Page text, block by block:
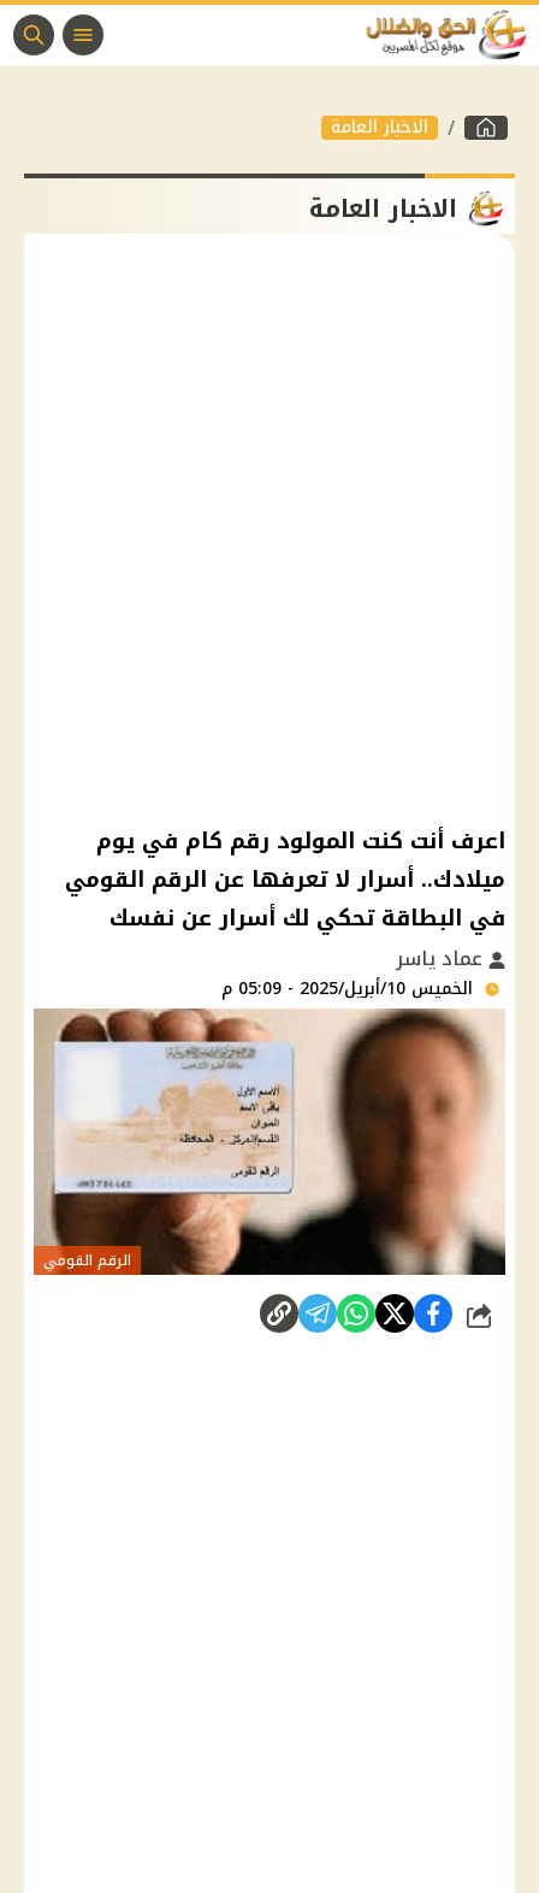
الاخبار العامة
الاخبار العامة
اعرف أنت كنت المولود رقم كام في يوم
ميلادك.. أسرار لا تعرفها عن الرقم القومي
في البطاقة تحكي لك أسرار عن نفسك
عماد ياسر
الخميس 10/أبريل/2025 - 05:09 م
الرقم القومي
شارك